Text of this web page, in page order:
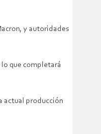
y autoridades
lo que completará
actual producción